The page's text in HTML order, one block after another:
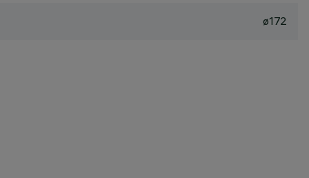
ø172